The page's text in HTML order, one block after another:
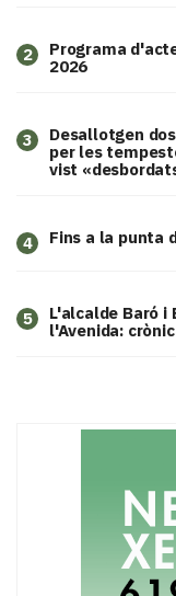
2
Programa
2026
3
​Desallotgen
per les
vist
4 Fins a la punta
5
L'alcalde Baró i
l'Avenida: